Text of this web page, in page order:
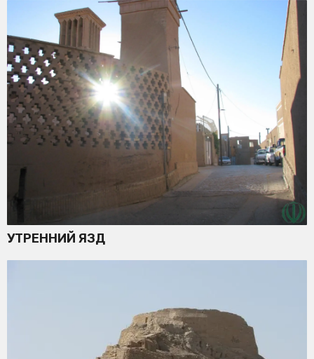
УТРЕННИЙ ЯЗД